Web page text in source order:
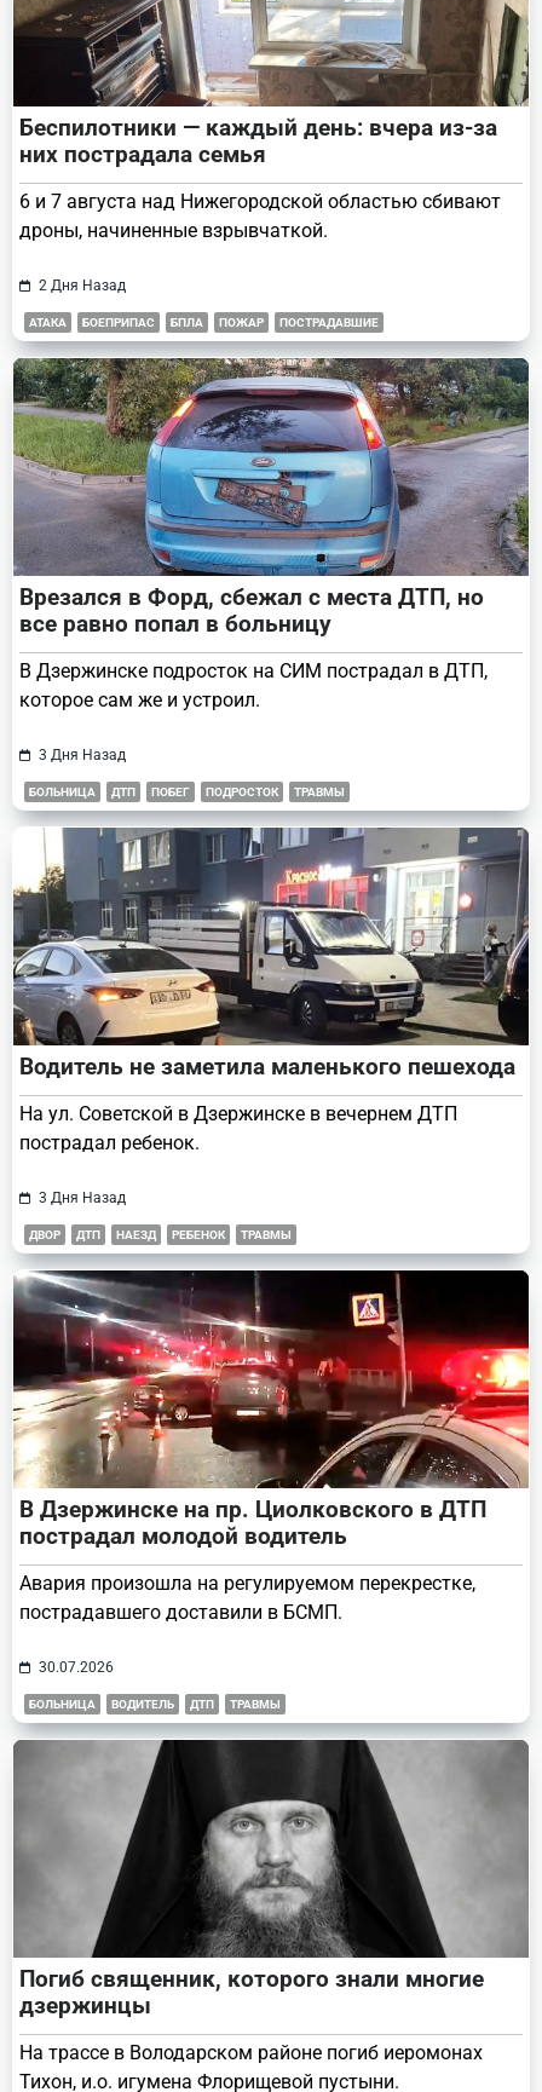
Беспилотники — каждый день: вчера из-за
них пострадала семья
6 и 7 августа над Нижегородской областью сбивают
дроны, начиненные взрывчаткой.
2 Дня Назад
АТАКА БОЕПРИПАС БПЛА ПОЖАР ПОСТРАДАВШИЕ
Врезался в Форд, сбежал с места ДТП, но
все равно попал в больницу
В Дзержинске подросток на СИМ пострадал в ДТП,
которое сам же и устроил.
3 Дня Назад
БОЛЬНИЦА ДТП ПОБЕГ ПОДРОСТОК ТРАВМЫ
Водитель не заметила маленького пешехода
На ул. Советской в Дзержинске в вечернем ДТП
пострадал ребенок.
3 Дня Назад
ДВОР ДТП НАЕЗД РЕБЕНОК ТРАВМЫ
В Дзержинске на пр. Циолковского в ДТП
пострадал молодой водитель
Авария произошла на регулируемом перекрестке,
пострадавшего доставили в БСМП.
30.07.2026
БОЛЬНИЦА ВОДИТЕЛЬ ДТП ТРАВМЫ
Погиб священник, которого знали многие
дзержинцы
На трассе в Володарском районе погиб иеромонах
Тихон, и.о. игумена Флорищевой пустыни.